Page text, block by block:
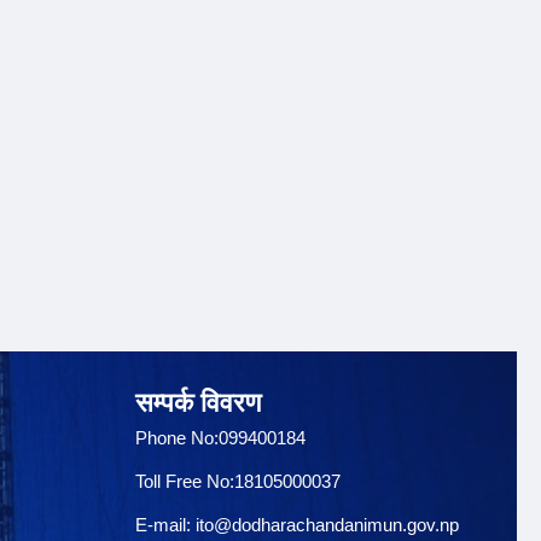
सम्पर्क विवरण
Phone No:099400184
Toll Free No:18105000037
E-mail: ito@dodharachandanimun.gov.np